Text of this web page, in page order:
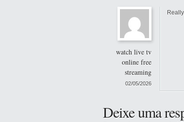
watch live tv
online free
streaming
02/05/2026
Deixe uma